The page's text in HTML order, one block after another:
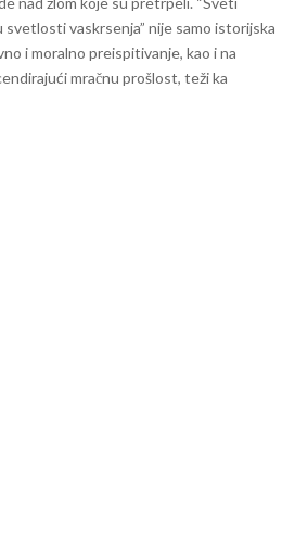
svetlosti vaskrsenja” nije samo istorijska
i moralno preispitivanje, kao i na
mračnu prošlost, teži ka